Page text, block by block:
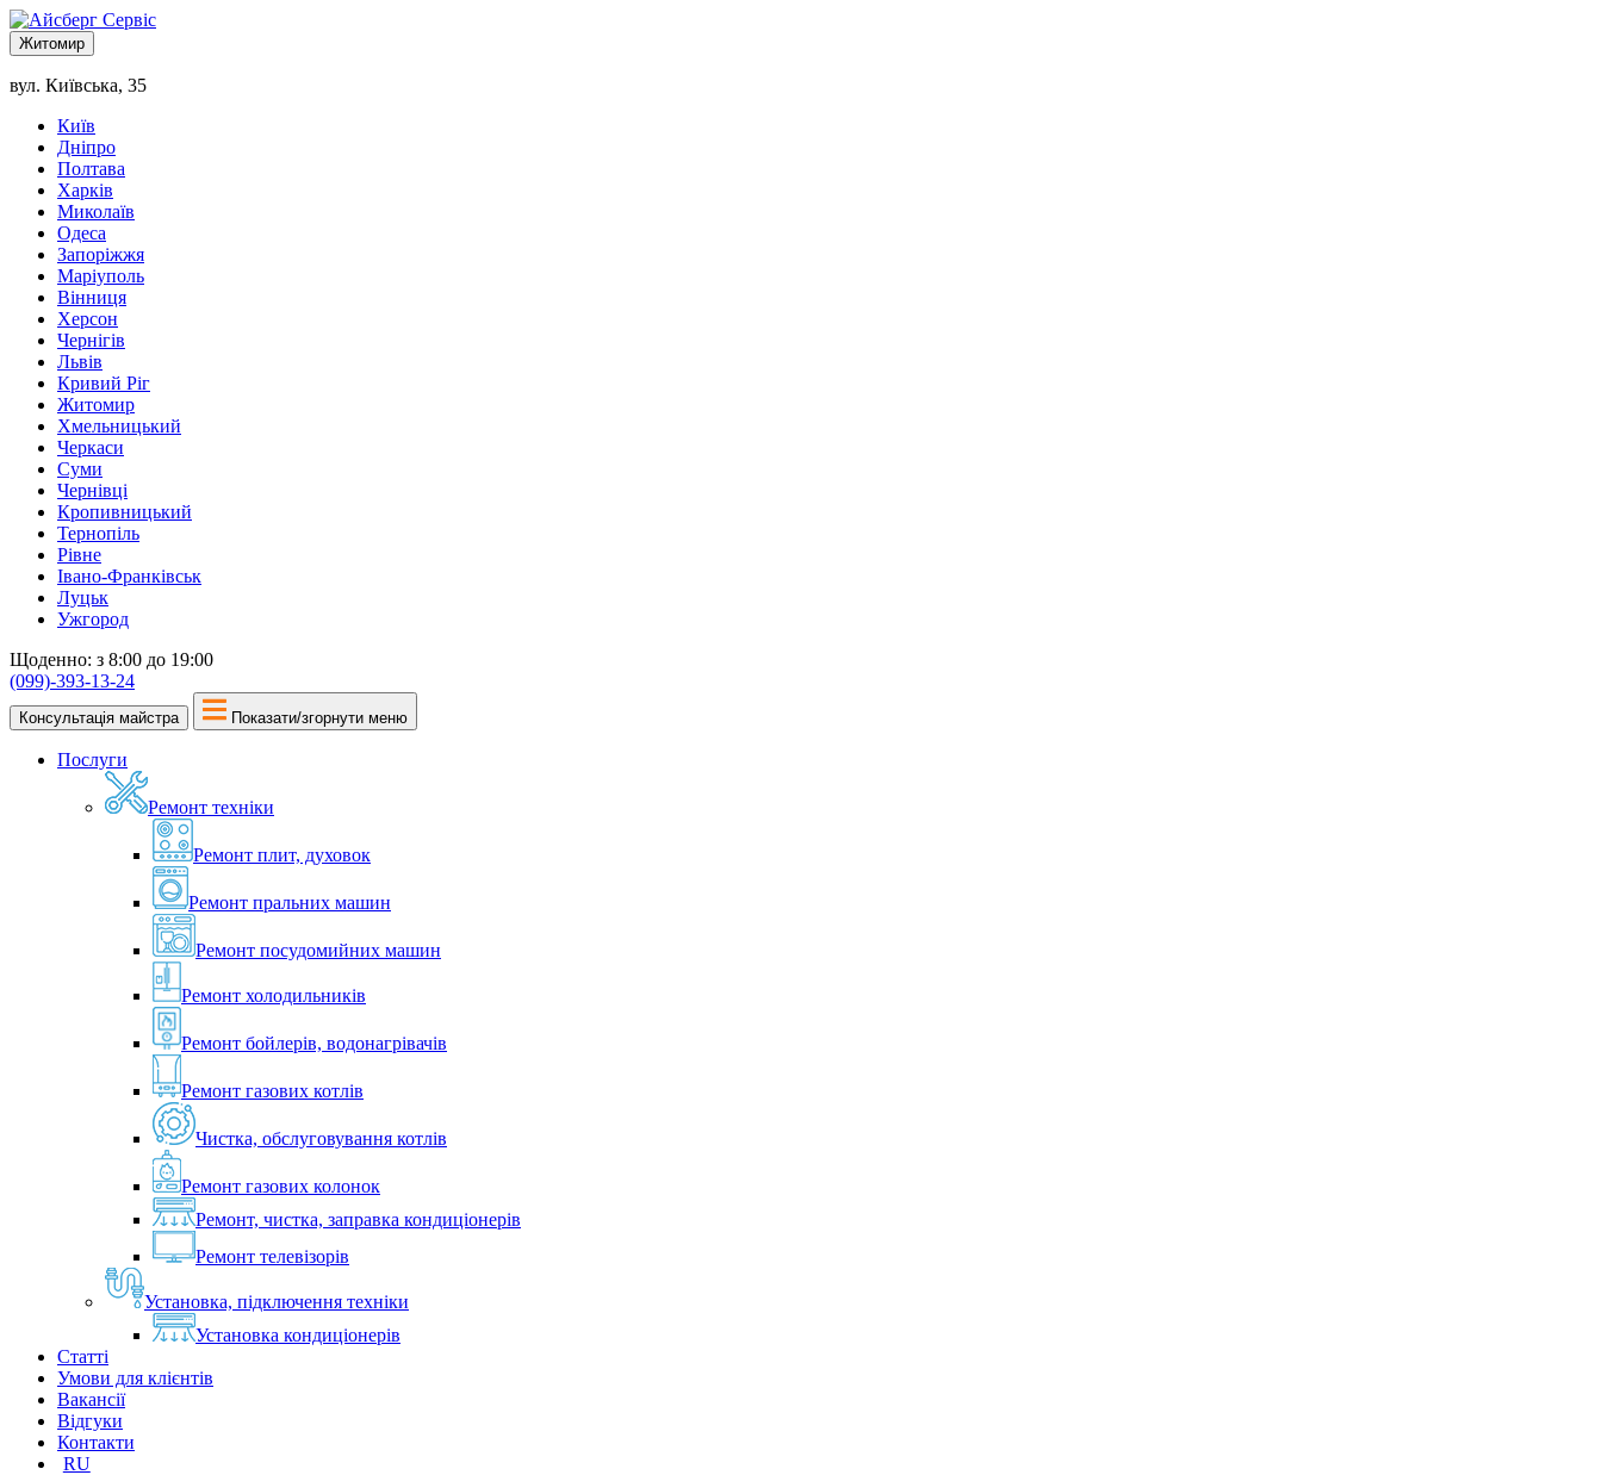
Житомир
вул. Київська, 35
Київ
Дніпро
Полтава
Харків
Миколаїв
Одеса
Запоріжжя
Маріуполь
Вінниця
Херсон
Чернігів
Львів
Кривий Ріг
Житомир
Хмельницький
Черкаси
Суми
Чернівці
Кропивницький
Тернопіль
Рівне
Івано-Франківськ
Луцьк
Ужгород
Щоденно: з 8:00 до 19:00
(099)-393-13-24
Консультація майстра Показати/згорнути меню
Послуги
Ремонт техніки
Ремонт плит, духовок
Ремонт пральних машин
Ремонт посудомийних машин
Ремонт холодильників
Ремонт бойлерів, водонагрівачів
Ремонт газових котлів
Чистка, обслуговування котлів
Ремонт газових колонок
Ремонт, чистка, заправка кондиціонерів
Ремонт телевізорів
Установка, підключення техніки
Установка кондиціонерів
Статті
Умови для клієнтів
Вакансії
Відгуки
Контакти
RU